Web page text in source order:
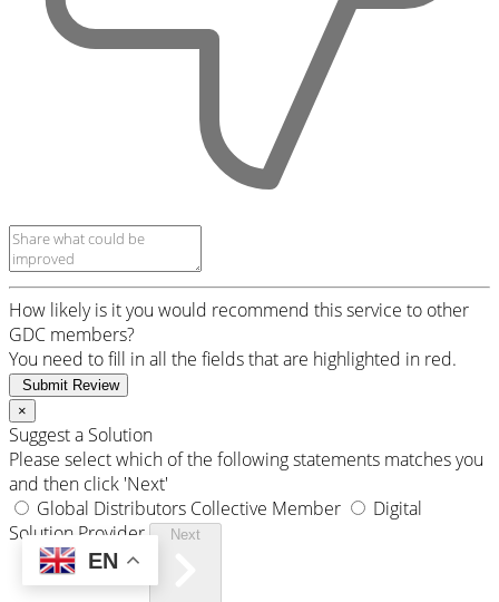
EN
How likely is it you would recommend this service to other
GDC members?
You need to fill in all the fields that are highlighted in red.
Submit Review
×
Suggest a Solution
Please select which of the following statements matches you
and then click 'Next'
Global Distributors Collective Member
Digital
Solution Provider
Next